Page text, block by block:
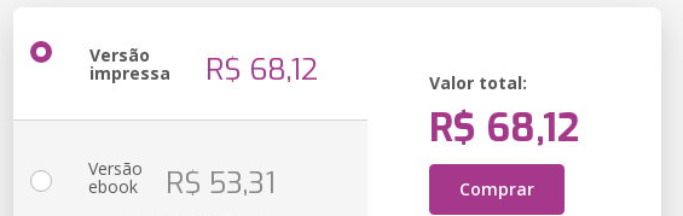
Versão
impressa R$ 68,12 Valor total:
R$ 68,12
Comprar
Versão
ebook R$ 53,31